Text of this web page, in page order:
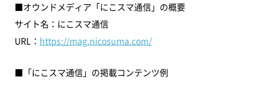
■オウンドメディア「にこスマ通信」の概要
サイト名：にこスマ通信
URL： https://mag.nicosuma.com/
■「にこスマ通信」の掲載コンテンツ例